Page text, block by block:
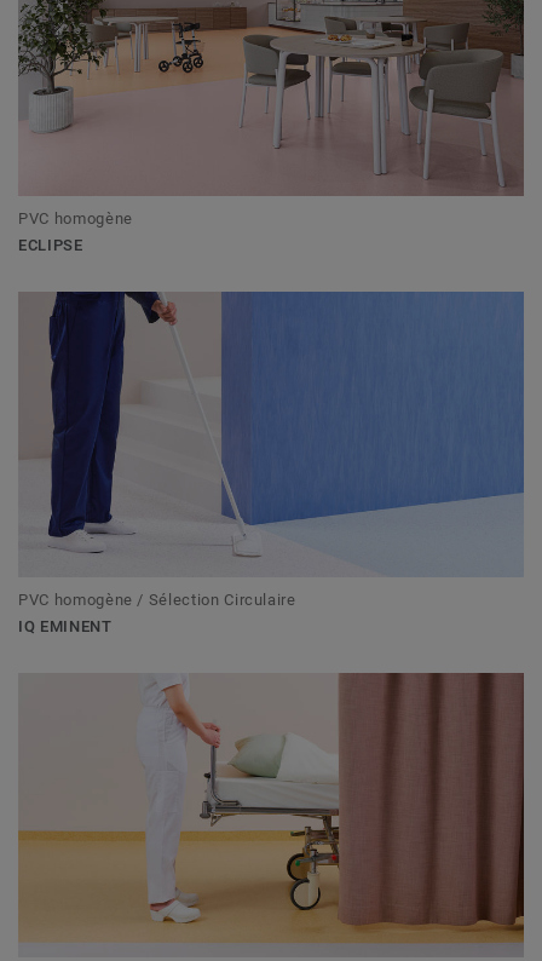
PVC homogène
ECLIPSE
PVC homogène / Sélection Circulaire
IQ EMINENT